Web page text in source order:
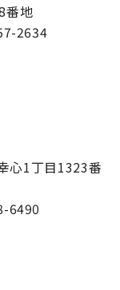
番地
2634
心1丁目1323番
6490